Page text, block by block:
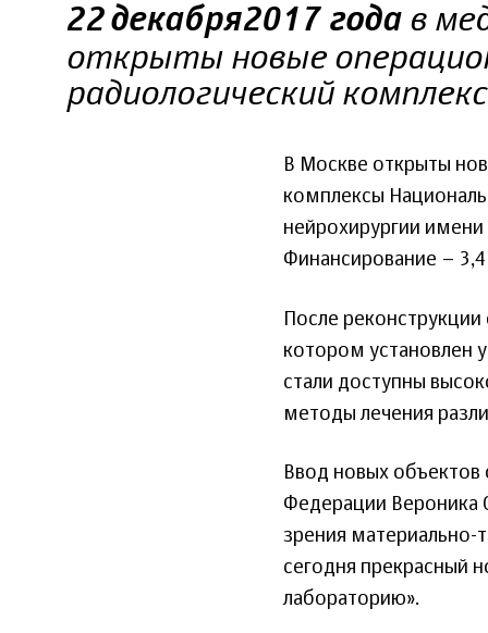
22 декабря 2017 годав
открыты новые
радиологический
В Москве открыты
комплексы
нейрохирургии
Финансирование –
После
котором установлен
стали доступны
методы лечения
Ввод новых объектов
Федерации Вероника
зрения материально-
сегодня прекрасный
лабораторию».